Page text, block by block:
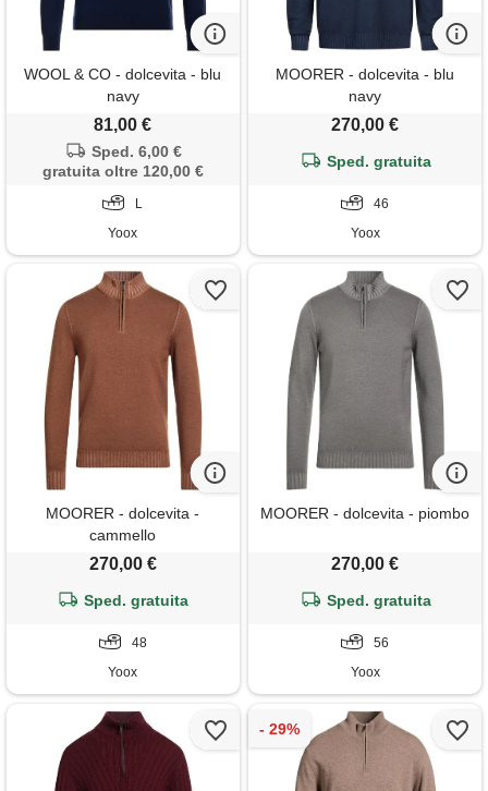
WOOL & CO - dolcevita - blu
navy
81,00 €
Sped. 6,00 €
gratuita oltre 120,00 €
L
Yoox
MOORER - dolcevita - blu
navy
270,00 €
Sped. gratuita
46
Yoox
MOORER - dolcevita -
cammello
270,00 €
Sped. gratuita
48
Yoox
MOORER - dolcevita - piombo
270,00 €
Sped. gratuita
56
Yoox